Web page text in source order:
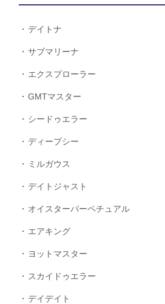
デイトナ
サブマリーナ
エクスプローラー
GMTマスター
シードゥエラー
ディープシー
ミルガウス
デイトジャスト
オイスターパーペチュアル
エアキング
ヨットマスター
スカイドゥエラー
デイデイト